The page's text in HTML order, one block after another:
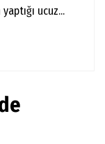
ucuz...